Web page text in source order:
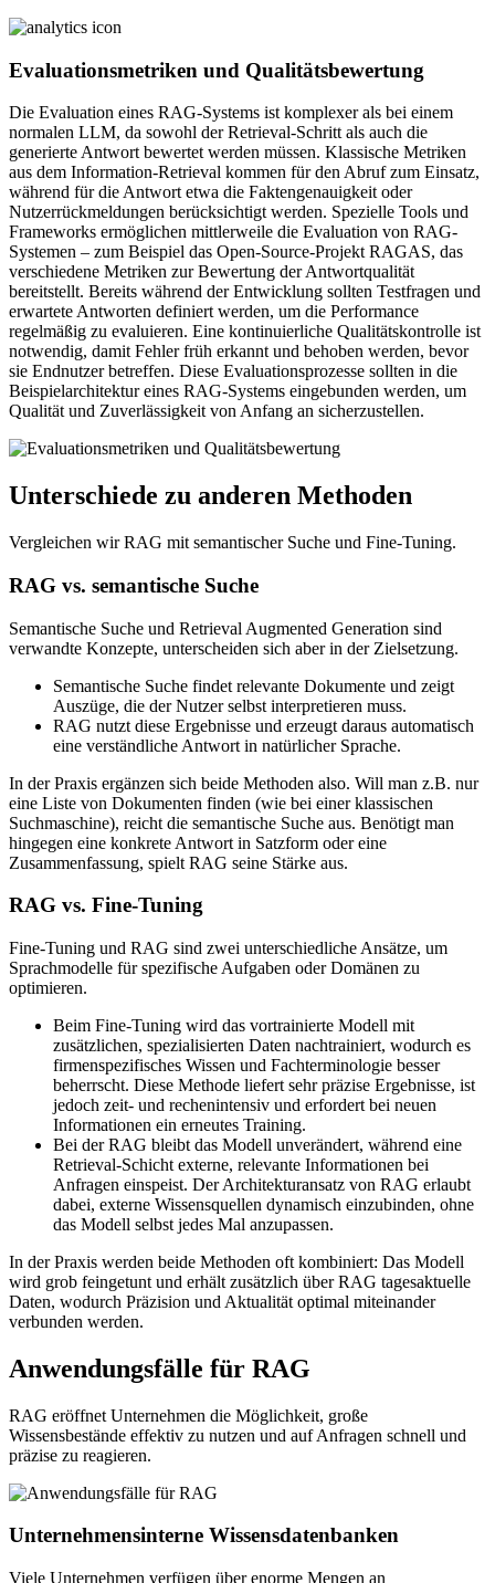
Evaluationsmetriken und Qualitätsbewertung
Die Evaluation eines RAG-Systems ist komplexer als bei einem
normalen LLM, da sowohl der Retrieval-Schritt als auch die
generierte Antwort bewertet werden müssen. Klassische Metriken
aus dem Information-Retrieval kommen für den Abruf zum Einsatz,
während für die Antwort etwa die Faktengenauigkeit oder
Nutzerrückmeldungen berücksichtigt werden. Spezielle Tools und
Frameworks ermöglichen mittlerweile die Evaluation von RAG-
Systemen – zum Beispiel das Open-Source-Projekt RAGAS, das
verschiedene Metriken zur Bewertung der Antwortqualität
bereitstellt. Bereits während der Entwicklung sollten Testfragen und
erwartete Antworten definiert werden, um die Performance
regelmäßig zu evaluieren. Eine kontinuierliche Qualitätskontrolle ist
notwendig, damit Fehler früh erkannt und behoben werden, bevor
sie Endnutzer betreffen. Diese Evaluationsprozesse sollten in die
Beispielarchitektur eines RAG-Systems eingebunden werden, um
Qualität und Zuverlässigkeit von Anfang an sicherzustellen.
Unterschiede zu anderen Methoden
Vergleichen wir RAG mit semantischer Suche und Fine-Tuning.
RAG vs. semantische Suche
Semantische Suche und Retrieval Augmented Generation sind
verwandte Konzepte, unterscheiden sich aber in der Zielsetzung.
Semantische Suche findet relevante Dokumente und zeigt
Auszüge, die der Nutzer selbst interpretieren muss.
RAG nutzt diese Ergebnisse und erzeugt daraus automatisch
eine verständliche Antwort in natürlicher Sprache.
In der Praxis ergänzen sich beide Methoden also. Will man z.B. nur
eine Liste von Dokumenten finden (wie bei einer klassischen
Suchmaschine), reicht die semantische Suche aus. Benötigt man
hingegen eine konkrete Antwort in Satzform oder eine
Zusammenfassung, spielt RAG seine Stärke aus.
RAG vs. Fine-Tuning
Fine-Tuning und RAG sind zwei unterschiedliche Ansätze, um
Sprachmodelle für spezifische Aufgaben oder Domänen zu
optimieren.
Beim Fine-Tuning wird das vortrainierte Modell mit
zusätzlichen, spezialisierten Daten nachtrainiert, wodurch es
firmenspezifisches Wissen und Fachterminologie besser
beherrscht. Diese Methode liefert sehr präzise Ergebnisse, ist
jedoch zeit- und rechenintensiv und erfordert bei neuen
Informationen ein erneutes Training.
Bei der RAG bleibt das Modell unverändert, während eine
Retrieval-Schicht externe, relevante Informationen bei
Anfragen einspeist. Der Architekturansatz von RAG erlaubt
dabei, externe Wissensquellen dynamisch einzubinden, ohne
das Modell selbst jedes Mal anzupassen.
In der Praxis werden beide Methoden oft kombiniert: Das Modell
wird grob feingetunt und erhält zusätzlich über RAG tagesaktuelle
Daten, wodurch Präzision und Aktualität optimal miteinander
verbunden werden.
Anwendungsfälle für RAG
RAG eröffnet Unternehmen die Möglichkeit, große
Wissensbestände effektiv zu nutzen und auf Anfragen schnell und
präzise zu reagieren.
Unternehmensinterne Wissensdatenbanken
Viele Unternehmen verfügen über enorme Mengen an